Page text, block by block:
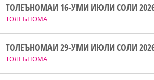
ТОЛЕЪНОМА
ТОЛЕЪНОМАИ 16-УМИ ИЮЛИ СОЛИ
ТОЛЕЪНОМА
ТОЛЕЪНОМАИ 29-УМИ ИЮЛИ СОЛИ